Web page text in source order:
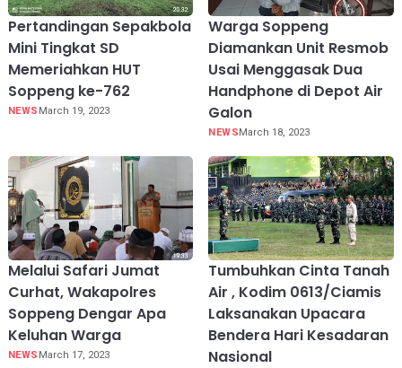
Pertandingan Sepakbola
Mini Tingkat SD
Memeriahkan HUT
Soppeng ke-762
NEWS March 19, 2023
Warga Soppeng
Diamankan Unit Resmob
Usai Menggasak Dua
Handphone di Depot Air
Galon
NEWSMarch 18, 2023
Melalui Safari Jumat
Curhat, Wakapolres
Soppeng Dengar Apa
Keluhan Warga
NEWS March 17, 2023
Tumbuhkan Cinta Tanah
Air , Kodim 0613/Ciamis
Laksanakan Upacara
Bendera Hari Kesadaran
Nasional